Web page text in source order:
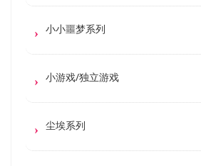
小小噩梦系列
小游戏/独立游戏
尘埃系列